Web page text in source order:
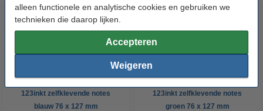
alleen functionele en analytische cookies en gebruiken we
technieken die daarop lijken.
Accepteren
Weigeren
123inkt zelfklevende notes
blauw 76 x 127 mm
123inkt zelfklevende notes
groen 76 x 127 mm